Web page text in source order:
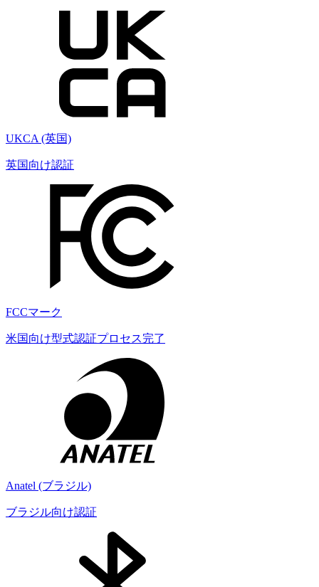
UKCA (英国)
英国向け認証
FCCマーク
米国向け型式認証プロセス完了
Anatel (ブラジル)
ブラジル向け認証